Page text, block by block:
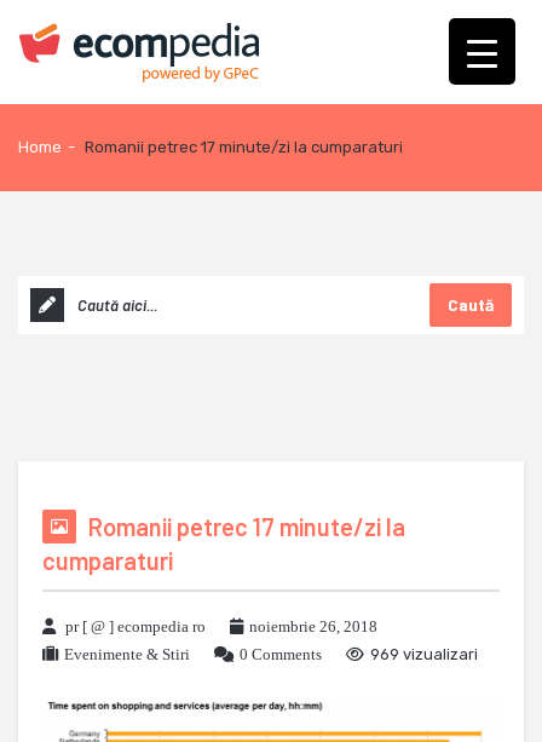
Home - Romanii petrec 17 minute/zi la cumparaturi
Caută
Romanii petrec 17 minute/zi la
cumparaturi
pr [ @ ] ecompedia ro
noiembrie 26, 2018
Evenimente & Stiri
0 Comments 969 vizualizari